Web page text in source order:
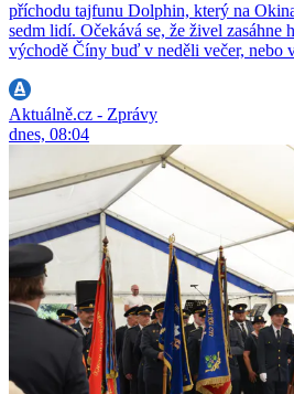
příchodu tajfunu Dolphin, který na
sedm lidí. Očekává se, že živel zasáhne
východě Číny buď v neděli večer, nebo
Aktuálně.cz - Zprávy
dnes, 08:04